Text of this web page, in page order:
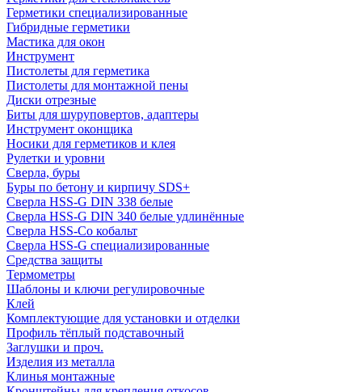
Герметики специализированные
Гибридные герметики
Мастика для окон
Инструмент
Пистолеты для герметика
Пистолеты для монтажной пены
Диски отрезные
Биты для шуруповертов, адаптеры
Инструмент оконщика
Носики для герметиков и клея
Рулетки и уровни
Сверла, буры
Буры по бетону и кирпичу SDS+
Сверла HSS-G DIN 338 белые
Сверла HSS-G DIN 340 белые удлинённые
Сверла HSS-Co кобальт
Сверла HSS-G специализированные
Средства защиты
Термометры
Шаблоны и ключи регулировочные
Клей
Комплектующие для установки и отделки
Профиль тёплый подставочный
Заглушки и проч.
Изделия из металла
Клинья монтажные